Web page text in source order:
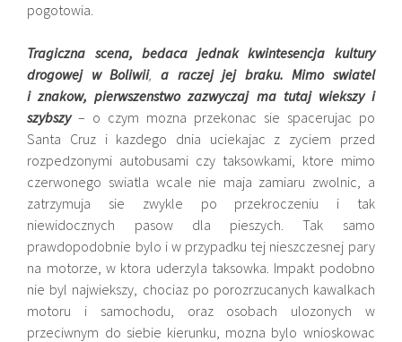
pogotowia.
Tragiczna scena, bedaca jednak kwintesencja kultury
drogowej w Boliwii, a raczej jej braku. Mimo swiatel
i znakow, pierwszenstwo zazwyczaj ma tutaj wiekszy i
szybszy – o czym mozna przekonac sie spacerujac po
Santa Cruz i kazdego dnia uciekajac z zyciem przed
rozpedzonymi autobusami czy taksowkami, ktore mimo
czerwonego swiatla wcale nie maja zamiaru zwolnic, a
zatrzymuja sie zwykle po przekroczeniu i tak
niewidocznych pasow dla pieszych. Tak samo
prawdopodobnie bylo i w przypadku tej nieszczesnej pary
na motorze, w ktora uderzyla taksowka. Impakt podobno
nie byl najwiekszy, chociaz po porozrzucanych kawalkach
motoru i samochodu, oraz osobach ulozonych w
przeciwnym do siebie kierunku, mozna bylo wnioskowac